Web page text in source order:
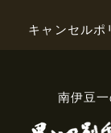
南伊豆
キャンセルポ